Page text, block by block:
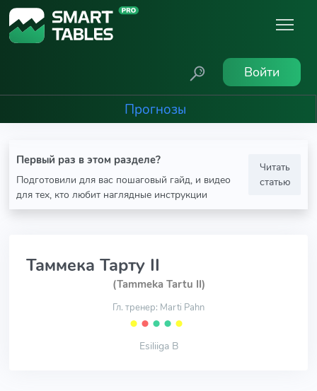
Войти
Прогнозы
Первый раз в этом разделе?
Подготовили для вас пошаговый гайд, и видео
для тех, кто любит наглядные инструкции
Читать
статью
Таммека Тарту II
(Tammeka Tartu II)
Гл. тренер: Marti Pahn
⬤ ⬤ ⬤ ⬤ ⬤
Esiliiga B